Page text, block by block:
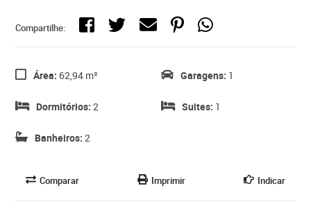
Compartilhe:
Área: 62,94 m²
Dormitórios: 2
Banheiros: 2
Garagens: 1
Suites: 1
Comparar Imprimir Indicar